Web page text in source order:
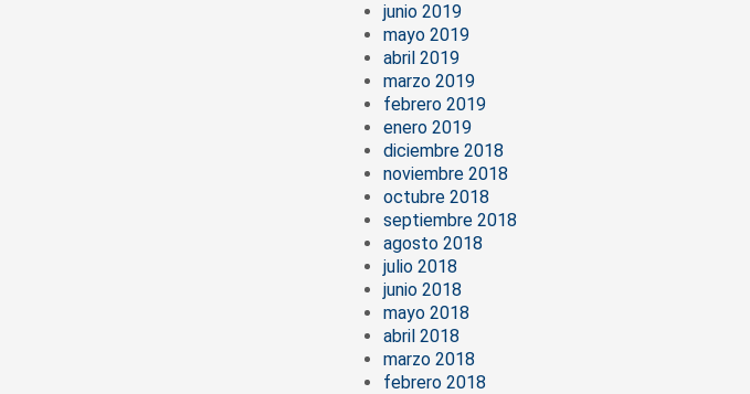
junio 2019
mayo 2019
abril 2019
marzo 2019
febrero 2019
enero 2019
diciembre 2018
noviembre 2018
octubre 2018
septiembre 2018
agosto 2018
julio 2018
junio 2018
mayo 2018
abril 2018
marzo 2018
febrero 2018